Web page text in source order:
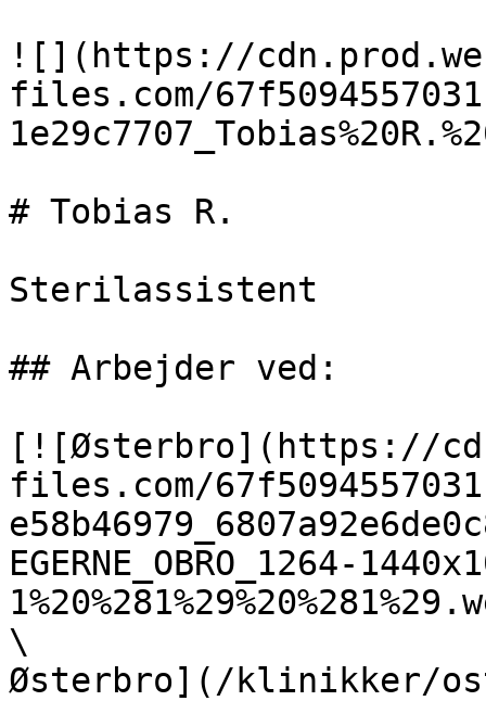
![](https://
files.com/
# Tobias R.
Sterilassistent
## Arbejder ved:
[![Østerbro](https://
files.com/
EGERNE_OBRO_1264-
\
Østerbro](/klinikker/